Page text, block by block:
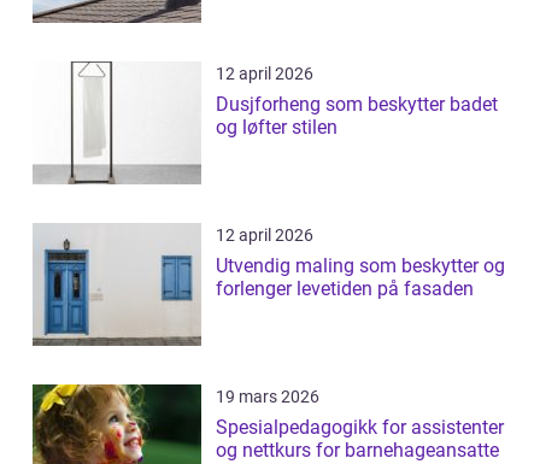
12 april 2026
Dusjforheng som beskytter badet
og løfter stilen
12 april 2026
Utvendig maling som beskytter og
forlenger levetiden på fasaden
19 mars 2026
Spesialpedagogikk for assistenter
og nettkurs for barnehageansatte